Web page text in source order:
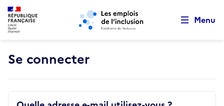
Aller au menu principal Aller au contenu principal
Menu
Se connecter
Retour au début de la page
Panneau de gestion des cookies